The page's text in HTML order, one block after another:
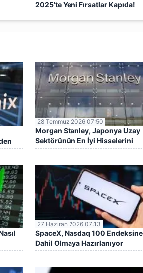
2025’te Yeni Fırsatlar Kapıda!
28 Temmuz 2026 07:50
Morgan Stanley, Japonya Uzay
Sektörünün En İyi Hisselerini
Açıkladı
27 Haziran 2026 07:13
SpaceX, Nasdaq 100 Endeksine
Dahil Olmaya Hazırlanıyor